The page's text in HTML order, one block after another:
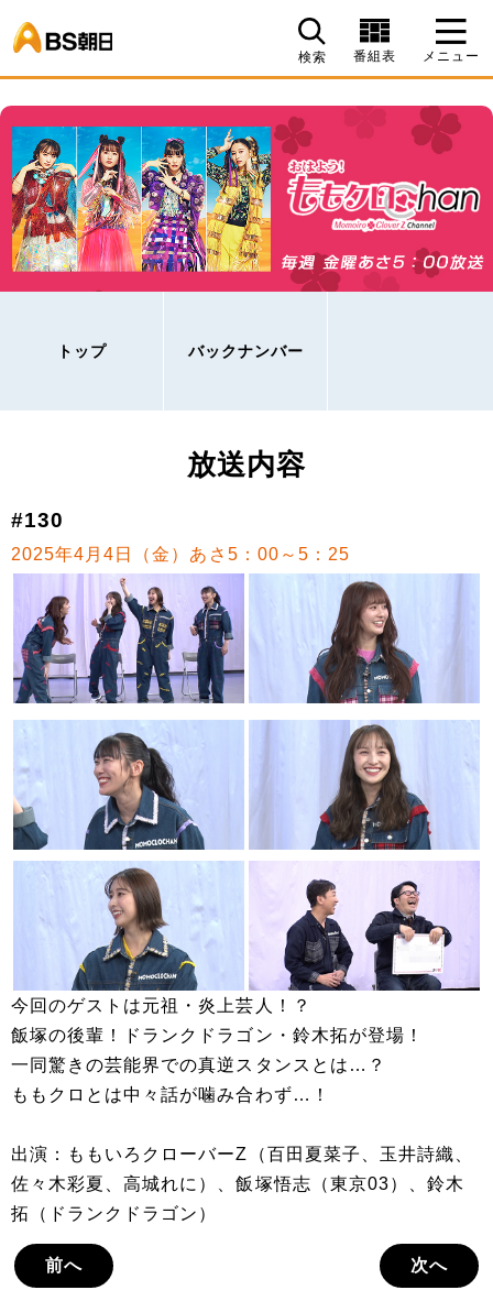
検索 番組表 メニュー
トップ バックナンバー
放送内容
#130
2025年4月4日（金）あさ5：00～5：25
今回のゲストは元祖・炎上芸人！？
飯塚の後輩！ドランクドラゴン・鈴木拓が登場！
一同驚きの芸能界での真逆スタンスとは…？
ももクロとは中々話が噛み合わず…！
出演：ももいろクローバーZ（百田夏菜子、玉井詩織、
佐々木彩夏、高城れに）、飯塚悟志（東京03）、鈴木
拓（ドランクドラゴン）
前へ 次へ